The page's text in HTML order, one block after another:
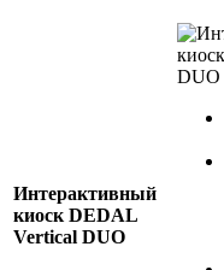
Интерактивный
киоск DEDAL
Vertical DUO